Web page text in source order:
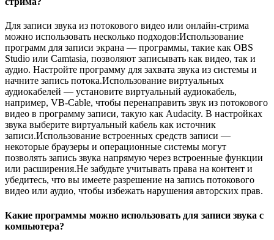
Для записи звука из потокового видео или онлайн-стрима
можно использовать несколько подходов:Использование
программ для записи экрана — программы, такие как OBS
Studio или Camtasia, позволяют записывать как видео, так и
аудио. Настройте программу для захвата звука из системы и
начните запись потока.Использование виртуальных
аудиокабелей — установите виртуальный аудиокабель,
например, VB-Cable, чтобы перенаправить звук из потокового
видео в программу записи, такую как Audacity. В настройках
звука выберите виртуальный кабель как источник
записи.Использование встроенных средств записи —
некоторые браузеры и операционные системы могут
позволять запись звука напрямую через встроенные функции
или расширения.Не забудьте учитывать права на контент и
убедитесь, что вы имеете разрешение на запись потокового
видео или аудио, чтобы избежать нарушения авторских прав.
Какие программы можно использовать для записи звука с
компьютера?